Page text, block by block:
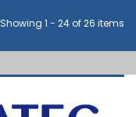
Showing 1 - 24 of 26 items